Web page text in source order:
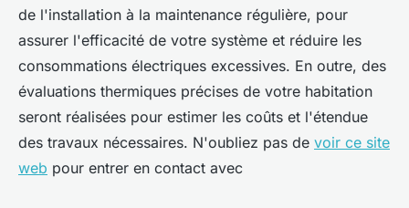
de l'installation à la maintenance régulière, pour
assurer l'efficacité de votre système et réduire les
consommations électriques excessives. En outre, des
évaluations thermiques précises de votre habitation
seront réalisées pour estimer les coûts et l'étendue
des travaux nécessaires. N'oubliez pas de voir ce site
web pour entrer en contact avec